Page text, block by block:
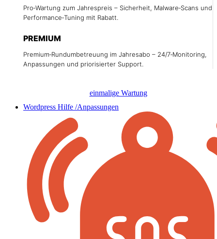
Pro‑Wartung zum Jahrespreis – Sicherheit, Malware‑Scans und
Performance‑Tuning mit Rabatt.
PREMIUM
Premium‑Rundumbetreuung im Jahresabo – 24/7‑Monitoring,
Anpassungen und priorisierter Support.
einmalige Wartung
Wordpress Hilfe /Anpassungen